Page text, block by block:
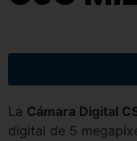
La Cámara Digital
digital de 5